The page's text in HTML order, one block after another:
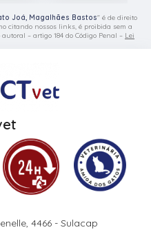
Joá, Magalhães Bastos" é de direito
citando nossos links, é proibida sem a
– artigo 184 do Código Penal – Lei
4466 - Sulacap